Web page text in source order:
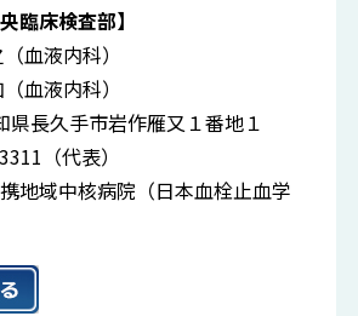
臨床検査部】
血液内科）
血液内科）
県長久手市岩作雁又１番地１
（代表）
地域中核病院（日本血栓止血学